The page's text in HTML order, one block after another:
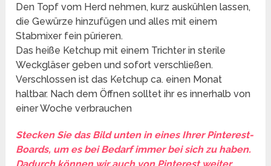
Den Topf vom Herd nehmen, kurz auskühlen lassen,
die Gewürze hinzufügen und alles mit einem
Stabmixer fein pürieren.
Das heiße Ketchup mit einem Trichter in sterile
Weckgläser geben und sofort verschließen.
Verschlossen ist das Ketchup ca. einen Monat
haltbar. Nach dem Öffnen solltet ihr es innerhalb von
einer Woche verbrauchen
Stecken Sie das Bild unten in eines Ihrer Pinterest-
Boards, um es bei Bedarf immer bei sich zu haben.